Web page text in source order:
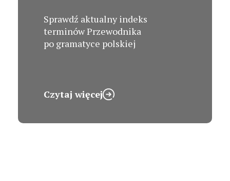
Sprawdź aktualny indeks
terminów Przewodnika
po gramatyce polskiej
Czytaj więcej